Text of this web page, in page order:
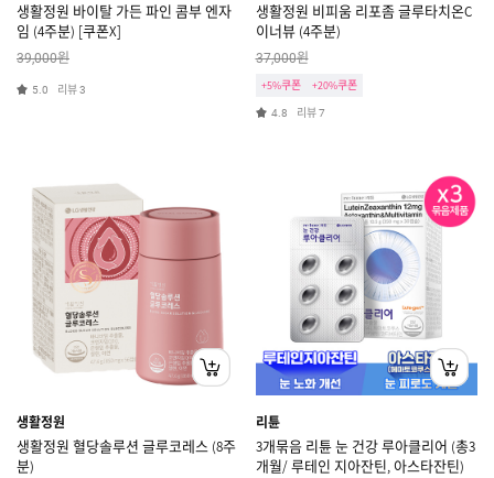
생활정원 바이탈 가든 파인 콤부 엔자
임 (4주분) [쿠폰X]
39,000원
5.0 리뷰3
생활정원 비피움 리포좀 글루타치온C
이너뷰 (4주분)
37,000원
+5%쿠폰 +20%쿠폰
4.8 리뷰7
생활정원
생활정원 혈당솔루션 글루코레스 (8주
분)
리튠
3개묶음 리튠 눈 건강 루아클리어 (총3
개월/ 루테인 지아잔틴, 아스타잔틴)